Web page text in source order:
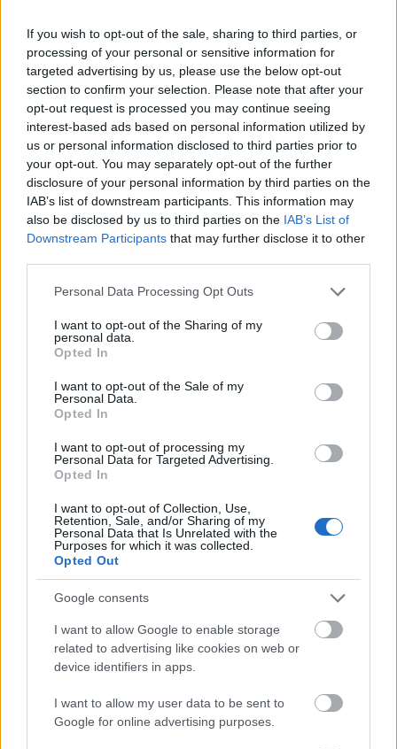
If you wish to opt-out of the sale, sharing to third parties, or
processing of your personal or sensitive information for
targeted advertising by us, please use the below opt-out
section to confirm your selection. Please note that after your
opt-out request is processed you may continue seeing
interest-based ads based on personal information utilized by
us or personal information disclosed to third parties prior to
your opt-out. You may separately opt-out of the further
disclosure of your personal information by third parties on the
IAB’s list of downstream participants. This information may
also be disclosed by us to third parties on the IAB’s List of
Downstream Participants that may further disclose it to other
Please note that this website/app uses one or more Google
not limited to your visit or usage behaviour. You may click to
grant or deny consent to Google and its third-party tags to
use your data for below specified purposes in below Google
consent section.
Personal Data Processing Opt Outs
I want to opt-out of the Sharing of my
personal data.
Opted In
I want to opt-out of the Sale of my
Personal Data.
Opted In
I want to opt-out of processing my
Personal Data for Targeted Advertising.
Opted In
I want to opt-out of Collection, Use,
Retention, Sale, and/or Sharing of my
Personal Data that Is Unrelated with the
Purposes for which it was collected.
Opted Out
Google consents
I want to allow Google to enable storage
related to advertising like cookies on web or
device identifiers in apps.
I want to allow my user data to be sent to
Google for online advertising purposes.
Zenekar két hangversenyre visszatér
Isztambulba.
A koncertek gerincét elsősorban Bartók
művei képezik, valamint válogatnak majd a
legnevesebb török szerzők szerzeményeiből
is. "Bartók Béla Törökországban a
legismertebb és legtekintélyesebb nem török
zeneszerző, aki a mai napig erős hatást
gyakorol a török zeneszerzőkre" -
hangsúlyozta a főigazgató.
A Nemzeti Filharmonikusok hazatérésük
próbájukat az április 10-i hangversenyükre,
amelyen Csajkovszkij, Szkrjabin és Mozart
dirigálásával, Kun-Woo Paik zongoraművész,
énekes szólisták, valamint a Nemzeti Énekkar
közreműködésével.
Filharmonikusok